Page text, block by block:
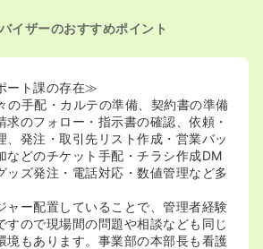
イザーのおすすめポイント
ート課の存在≫
手配・カルテの準備、契約書の準備
求のフォロー・指示書の確認、依頼・
、発注・取引先リスト作成・営業バッ
などのチケット手配・チラシ作成DM
ッズ発注・電話対応・数値管理など多
ャー配置していることで、管理者経験
すので現場間の問題や相談なども同じ
境もあります。事業部の本部長も看護